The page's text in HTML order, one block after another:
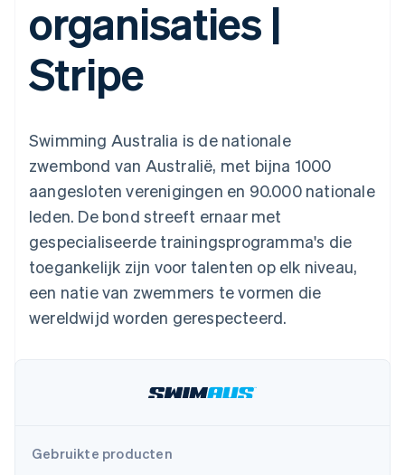
dan 125
Terminal
Authorization
Boost
Optimaliseer de
Link
Versneld afrekenen
Financial
Connections
Data gekoppelde
rekeningen
Data Pipeline
Gegevenssynchronisatie
Meer
Product roadmap
Ontdek wat er in het verschiet ligt
Radar
Climate
CO₂-verwijdering
Marktplaatsen
Geldbeheer
Platforms
Per branche
AI-bedrijven
Creator economy
Gaming
Horeca, reizen en vrije
tijd
Verzekering
Media en entertainment
Non-profitorganisaties
Detailhandel
Ecosysteem
Facturatie naar gebruik
bieden
die door stablecoins
worden gedekt
Bronnen
App-integraties
Voorbeelden van code
Developerblog
API-status
Bedrijf
Productroadmap
Sessions
Vacatures
Contact
Neem contact op
Partner worden
organisaties |
Stripe
Swimming Australia is de nationale
zwembond van Australië, met bijna 1000
aangesloten verenigingen en 90.000 nationale
leden. De bond streeft ernaar met
gespecialiseerde trainingsprogramma's die
toegankelijk zijn voor talenten op elk niveau,
een natie van zwemmers te vormen die
wereldwijd worden gerespecteerd.
Gebruikte producten